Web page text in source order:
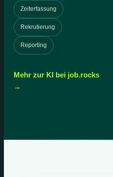
Zeiterfassung
Rekrutierung
Reporting
Mehr zur KI bei job.rocks
→